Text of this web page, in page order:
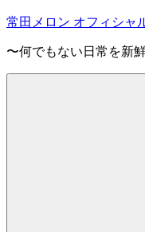
常田メロン オフィシャ
〜何でもない日常を新